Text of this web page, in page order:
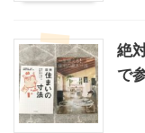
絶
で